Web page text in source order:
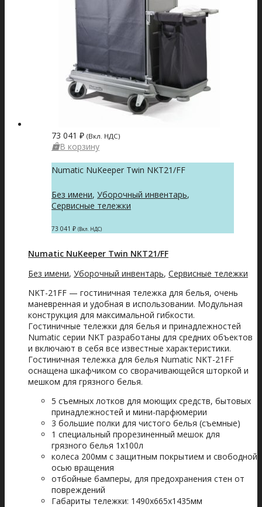
73 041 ₽ (Вкл. НДС)
В корзину
Numatic NuKeeper Twin NKT21/FF
Без имени, Уборочный инвентарь,
Сервисные тележки
73 041 ₽ (Вкл. НДС)
Numatic NuKeeper Twin NKT21/FF
Без имени, Уборочный инвентарь, Сервисные тележки
NKT-21FF — гостиничная тележка для белья, очень
маневренная и удобная в использовании. Модульная
конструкция для максимальной гибкости.
Гостиничные тележки для белья и принадлежностей
Numatic серии NKT разработаны для средних объектов
и включают в себя все известные характеристики.
Гостиничная тележка для белья Numatic NKT-21FF
оснащена шкафчиком со сворачивающейся шторкой и
мешком для грязного белья.
5 съемных лотков для моющих средств, бытовых
принадлежностей и мини-парфюмерии
3 большие полки для чистого белья (съемные)
1 специальный прорезиненный мешок для
грязного белья 1х100л
колеса 200мм с защитным покрытием и свободной
осью вращения
отбойные бамперы, для предохранения стен от
повреждений
Габариты тележки: 1490x665x1435мм